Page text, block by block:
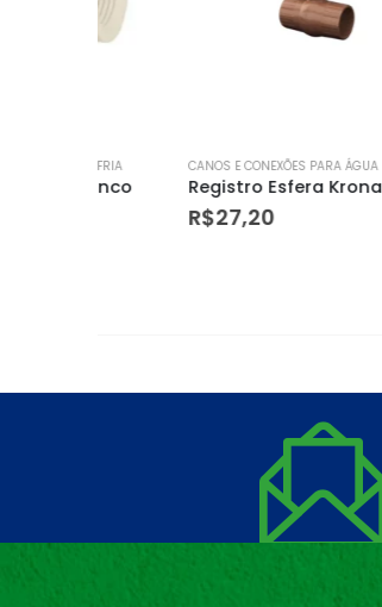
CANOS E CONEXÕES PARA ÁGUA FRIA
Registro Esfera Krona Soldavel 50mm